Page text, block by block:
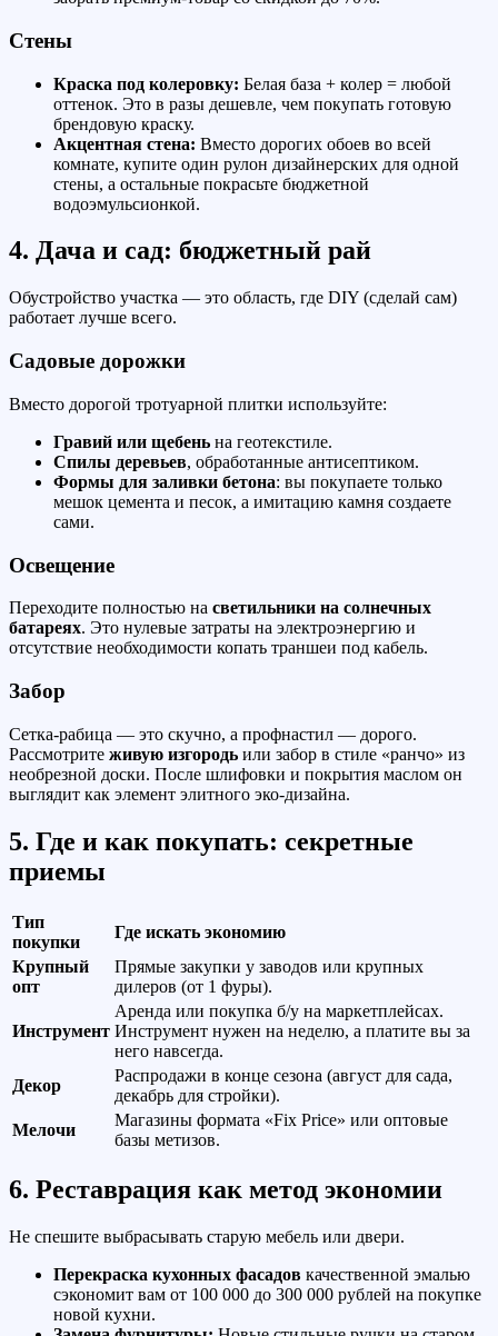
Стены
Краска под колеровку: Белая база + колер = любой
оттенок. Это в разы дешевле, чем покупать готовую
брендовую краску.
Акцентная стена: Вместо дорогих обоев во всей
комнате, купите один рулон дизайнерских для одной
стены, а остальные покрасьте бюджетной
водоэмульсионкой.
4. Дача и сад: бюджетный рай
Обустройство участка — это область, где DIY (сделай сам)
работает лучше всего.
Садовые дорожки
Вместо дорогой тротуарной плитки используйте:
Гравий или щебень на геотекстиле.
Спилы деревьев, обработанные антисептиком.
Формы для заливки бетона: вы покупаете только
мешок цемента и песок, а имитацию камня создаете
сами.
Освещение
Переходите полностью на светильники на солнечных
батареях. Это нулевые затраты на электроэнергию и
отсутствие необходимости копать траншеи под кабель.
Забор
Сетка-рабица — это скучно, а профнастил — дорого.
Рассмотрите живую изгородь или забор в стиле «ранчо» из
необрезной доски. После шлифовки и покрытия маслом он
выглядит как элемент элитного эко-дизайна.
5. Где и как покупать: секретные
приемы
Тип
покупки
Где искать экономию
Крупный
опт
Прямые закупки у заводов или крупных
дилеров (от 1 фуры).
Инструмент
Аренда или покупка б/у на маркетплейсах.
Инструмент нужен на неделю, а платите вы за
него навсегда.
Декор
Распродажи в конце сезона (август для сада,
декабрь для стройки).
Мелочи
Магазины формата «Fix Price» или оптовые
базы метизов.
6. Реставрация как метод экономии
Не спешите выбрасывать старую мебель или двери.
Перекраска кухонных фасадов качественной эмалью
сэкономит вам от 100 000 до 300 000 рублей на покупке
новой кухни.